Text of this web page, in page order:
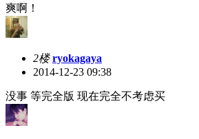
爽啊！
2楼 ryokagaya
2014-12-23 09:38
没事 等完全版 现在完全不考虑买